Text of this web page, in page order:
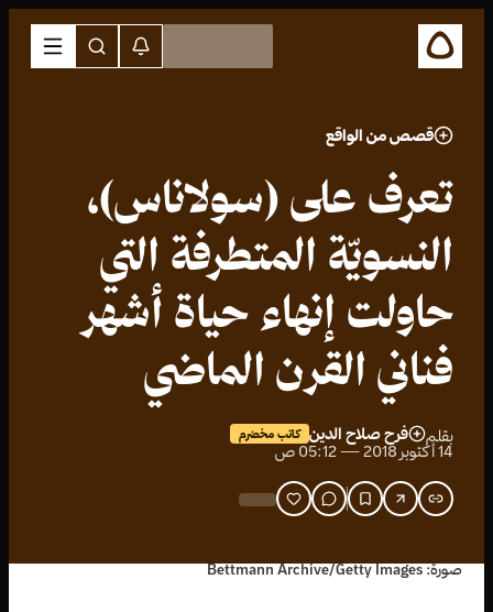
قصص من الواقع
تعرف على (سولاناس)،
النسويّة المتطرفة التي
حاولت إنهاء حياة أشهر
فناني القرن الماضي
بقلم فرح صلاح الدين كاتب مخضرم
14 أكتوبر 2018 — 05:12 ص
صورة: Bettmann Archive/Getty Images